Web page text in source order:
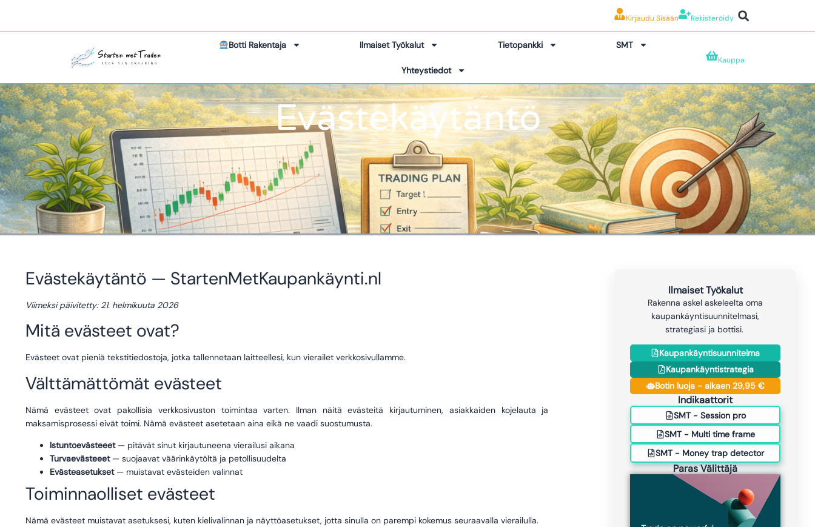
Kirjaudu Sisään Rekisteröidy
Botti Rakentaja Ilmaiset Työkalut Tietopankki SMT
Yhteystiedot
Kauppa
Evästekäytäntö
Evästekäytäntö — StartenMetKaupankäynti.nl
Viimeksi päivitetty: 21. helmikuuta 2026
Mitä evästeet ovat?
Evästeet ovat pieniä tekstitiedostoja, jotka tallennetaan laitteellesi, kun vierailet verkkosivullamme.
Välttämättömät evästeet
Nämä evästeet ovat pakollisia verkkosivuston toimintaa varten. Ilman näitä evästeitä kirjautuminen, asiakkaiden kojelauta ja
maksamisprosessi eivät toimi. Nämä evästeet asetetaan aina eikä ne vaadi suostumusta.
Istuntoevästeeet— pitävät sinut kirjautuneena vierailusi aikana
Turvaevästeeet— suojaavat väärinkäytöltä ja petollisuudelta
Evästeasetukset— muistavat evästeiden valinnat
Toiminnaolliset evästeet
Nämä evästeet muistavat asetuksesi, kuten kielivalinnan ja näyttöasetukset, jotta sinulla on parempi kokemus seuraavalla vierailulla.
Ilmaiset Työkalut
Rakenna askel askeleelta oma
kaupankäyntisuunnitelmasi,
strategiasi ja bottisi.
Kaupankäyntisuunnitelma
Kaupankäyntistrategia
Botin luoja - alkaen 29,95 €
Indikaattorit
SMT - Session pro
SMT - Multi time frame
SMT - Money trap detector
Paras Välittäjä